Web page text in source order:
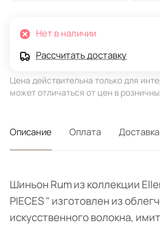
Нет в наличии
Рассчитать доставку
Цена действительна только для
может отличаться от цен в
Описание Оплата Доставка
Шиньон Rum из коллекции
PIECES " изготовлен из
искусственного волокна,